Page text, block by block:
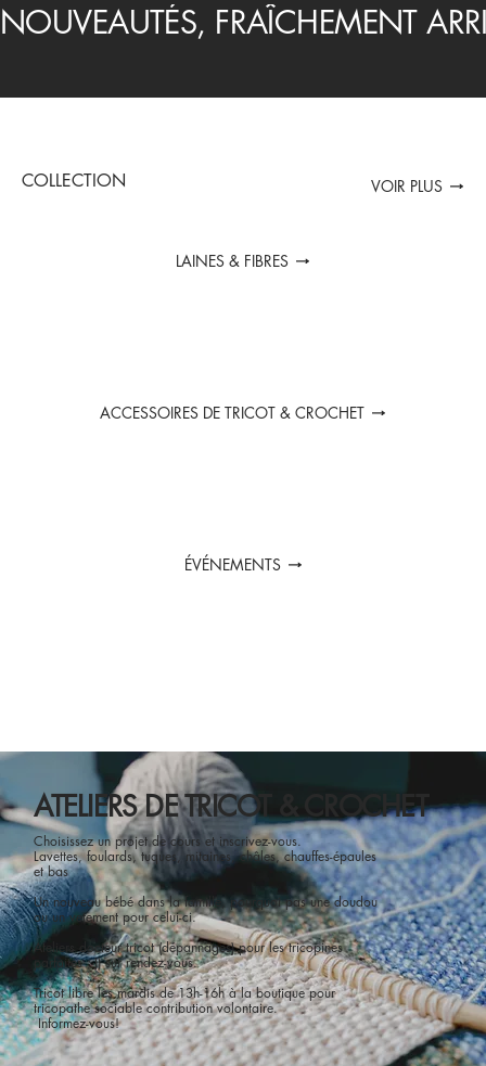
COLLECTION VOIR PLUS
LAINES & FIBRES
ACCESSOIRES DE TRICOT & CROCHET
ÉVÉNEMENTS
ATELIERS DE TRICOT & CROCHET
Choisissez un projet de cours et inscrivez-vous.
Lavettes, foulards, tuques, mitaines, châles, chauffes-épaules
et bas
Un nouveau bébé dans la famille, pourquoi pas une doudou
ou un vetement pour celui-ci.
Ateliers docteur tricot (dépannages) pour les tricopines
parfaites ;-)) sur rendez-vous.
Tricot libre les mardis de 13h-16h à la boutique pour
tricopathe sociable contribution volontaire.
Informez-vous!